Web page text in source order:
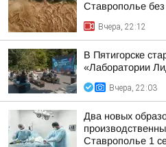
Ставрополье без
Вчера, 22:12
В Пятигорске
«Лаборатории
Вчера, 22:03
Два новых
Ставрополье 1